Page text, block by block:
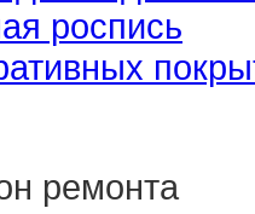
роспись
ремонта